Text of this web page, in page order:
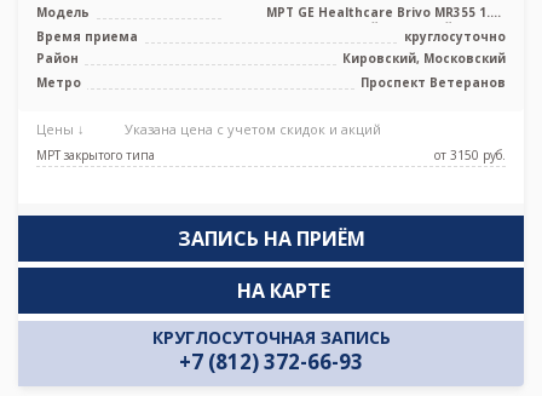
Модель
МРТ GE Healthcare Brivo MR355 1.5Т
высокопольный закрытый тип, КТ
Gene ...
Время приема
круглосуточно
Район
Кировский, Московский
Метро
Проспект Ветеранов
Цены ↓ Указана цена с учетом скидок и акций
МРТ закрытого типа от 3150 pуб.
ЗАПИСЬ НА ПРИЁМ
КРУГЛОСУТОЧНАЯ ЗАПИСЬ
+7 (812) 372-66-93
НА КАРТЕ